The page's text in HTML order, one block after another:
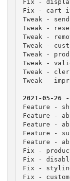
Fix -
Fix - cart
Tweak -
Tweak -
Tweak -
Tweak -
Tweak -
Tweak -
Tweak -
Tweak -
Feature -
Feature -
Feature -
Feature -
Feature -
Fix -
Fix -
Fix -
Fix -